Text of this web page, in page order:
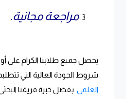
مراجعة مجانية.
شروط الجودة العالية التي
العلمي. بفضل خبرة فريقنا